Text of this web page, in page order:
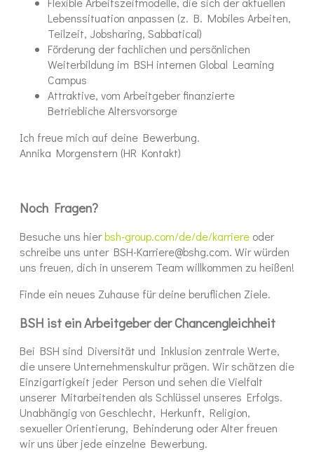
Lebenssituation anpassen (z. B. Mobiles Arbeiten,
Teilzeit, Jobsharing, Sabbatical)
Förderung der fachlichen und persönlichen
Weiterbildung im BSH internen Global Learning
Campus
Attraktive, vom Arbeitgeber finanzierte
Betriebliche Altersvorsorge
Ich freue mich auf deine Bewerbung.
Annika Morgenstern (HR Kontakt)
Noch Fragen?
Besuche uns hierbsh-group.com/de/de/karriere oder
schreibe uns unter BSH-Karriere@bshg.com. Wir würden
uns freuen, dich in unserem Team willkommen zu heißen!
Finde ein neues Zuhause für deine beruflichen Ziele.
BSH ist ein Arbeitgeber der Chancengleichheit
Bei BSH sind Diversität und Inklusion zentrale Werte,
die unsere Unternehmenskultur prägen. Wir schätzen die
Einzigartigkeit jeder Person und sehen die Vielfalt
unserer Mitarbeitenden als Schlüssel unseres Erfolgs.
Unabhängig von Geschlecht, Herkunft, Religion,
sexueller Orientierung, Behinderung oder Alter freuen
wir uns über jede einzelne Bewerbung.